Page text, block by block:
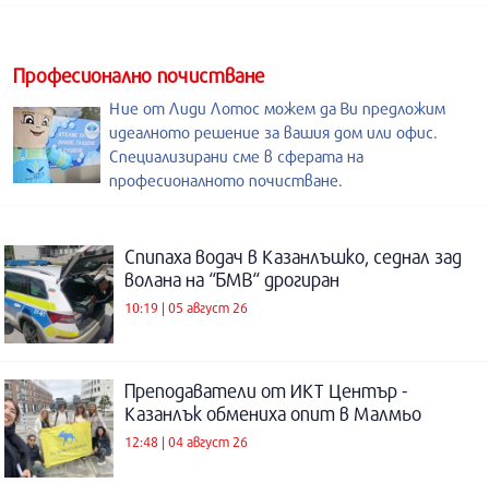
Професионално почистване
Ние от Лиди Лотос можем да Ви предложим
идеалното решение за вашия дом или офис.
Специализирани сме в сферата на
професионалното почистване.
Спипаха водач в Казанлъшко, седнал зад
волана на “БМВ“ дрогиран
10:19 | 05 август 26
Преподаватели от ИКТ Център -
Казанлък обмениха опит в Малмьо
12:48 | 04 август 26